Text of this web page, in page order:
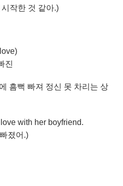
작한 것 같아.)
진
흠뻑 빠져 정신 못 차리는 상
with her boyfriend.
졌어.)